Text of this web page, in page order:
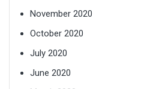
November 2020
October 2020
July 2020
June 2020